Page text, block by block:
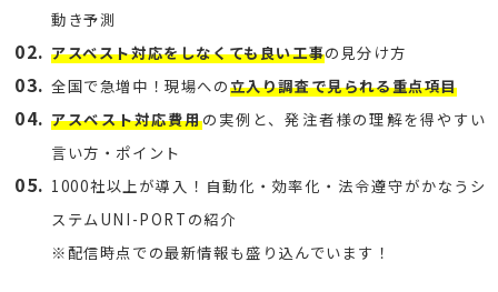
動き予測
アスベスト対応をしなくても良い工事の見分け方
全国で急増中！現場への立入り調査で見られる重点項目
アスベスト対応費用の実例と、発注者様の理解を得やすい
言い方・ポイント
1000社以上が導入！自動化・効率化・法令遵守がかなうシ
ステムUNI-PORTの紹介
※配信時点での最新情報も盛り込んでいます！